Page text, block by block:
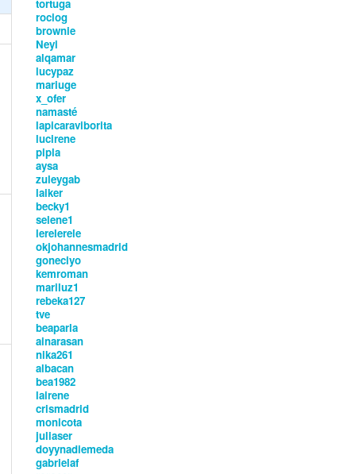
tortuga
rociog
brownie
Neyi
alqamar
lucypaz
mariuge
x_ofer
namasté
lapicaraviborita
lucirene
pipla
aysa
zuleygab
laiker
becky1
selene1
lerelerele
okjohannesmadrid
goneciyo
kemroman
mariluz1
rebeka127
tve
beaparla
ainarasan
nika261
albacan
bea1982
lairene
crismadrid
monicota
juliaser
doyynadiemeda
gabrielaf